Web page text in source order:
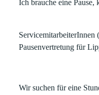
Ich brauche eine Pause,
ServicemitarbeiterInnen
Pausenvertretung für
Wir suchen für eine